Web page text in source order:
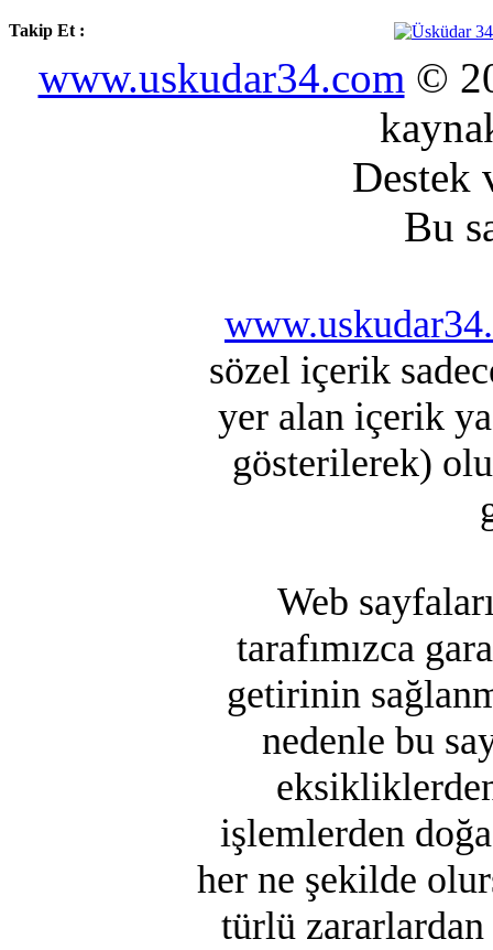
Takip Et :
www.uskudar34.com ©
Bu
sözel içerik
yer alan içerik
gösterilerek)
Web
tarafımızca
getirinin
nedenle bu
işlemlerden
her ne şekilde
türlü